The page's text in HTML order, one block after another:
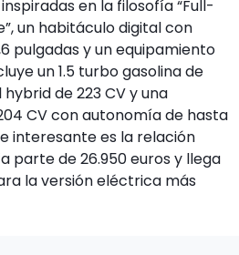
en la filosofía “Full-
un habitáculo digital con
pulgadas y un equipamiento
un 1.5 turbo gasolina de
hybrid de 223 CV y una
CV con autonomía de hasta
interesante es la relación
parte de 26.950 euros y llega
la versión eléctrica más